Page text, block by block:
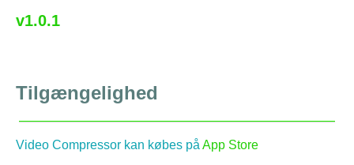
v1.0.1
Tilgængelighed
Video Compressor kan købes på App Store